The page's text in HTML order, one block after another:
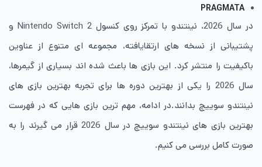
PRAGMATA
در سال 2026، نینتندو با تمرکز روی کنسول Nintendo Switch 2 و
پشتیبانی از نسخه های ارتقایافته، مجموعه ای متنوع از عناوین
باکیفیت را منتشر کرد. این بازی ها باعث شده اند بسیاری از گیمرها،
سال 2026 را یکی از بهترین دوره ها برای تجربه بهترین بازی های
نینتندو سوییچ بدانند.در ادامه، مهم ترین بازی هایی که در فهرست
بهترین بازی های نینتندو سوییچ در سال 2026 قرار می گیرند را به
صورت کامل بررسی می کنیم.